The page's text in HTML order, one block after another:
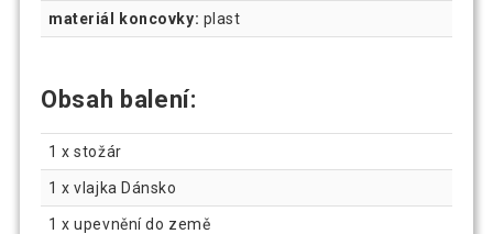
materiál koncovky: plast
Obsah balení:
1 x stožár
1 x vlajka Dánsko
1 x upevnění do země